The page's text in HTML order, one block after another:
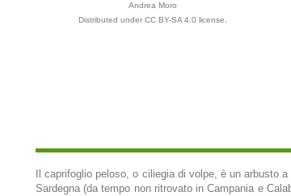
Andrea Moro
Distributed under CC BY-SA 4.0 license.
Il caprifoglio peloso, o ciliegia di volpe, è un arbusto
Sardegna (da tempo non ritrovato in Campania e